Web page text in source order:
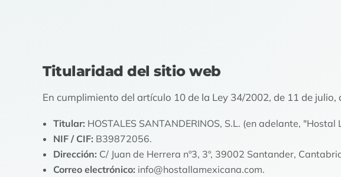
Titularidad del sitio web
En cumplimiento del artículo 10 de la Ley 34/2002, de 11 de
Titular: HOSTALES SANTANDERINOS, S.L. (en adelante, "Hostal
NIF / CIF: B39872056.
Dirección: C/ Juan de Herrera nº3, 3º, 39002 Santander,
Correo electrónico: info@hostallamexicana.com.